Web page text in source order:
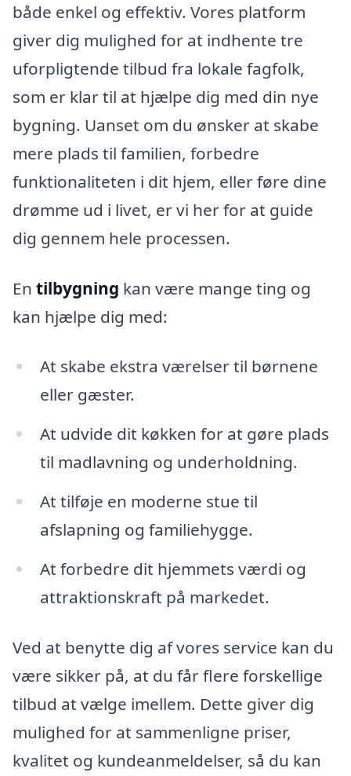
både enkel og effektiv. Vores platform
giver dig mulighed for at indhente tre
uforpligtende tilbud fra lokale fagfolk,
som er klar til at hjælpe dig med din nye
bygning. Uanset om du ønsker at skabe
mere plads til familien, forbedre
funktionaliteten i dit hjem, eller føre dine
drømme ud i livet, er vi her for at guide
dig gennem hele processen.
En tilbygning kan være mange ting og
kan hjælpe dig med:
At skabe ekstra værelser til børnene
eller gæster.
At udvide dit køkken for at gøre plads
til madlavning og underholdning.
At tilføje en moderne stue til
afslapning og familiehygge.
At forbedre dit hjemmets værdi og
attraktionskraft på markedet.
Ved at benytte dig af vores service kan du
være sikker på, at du får flere forskellige
tilbud at vælge imellem. Dette giver dig
mulighed for at sammenligne priser,
kvalitet og kundeanmeldelser, så du kan